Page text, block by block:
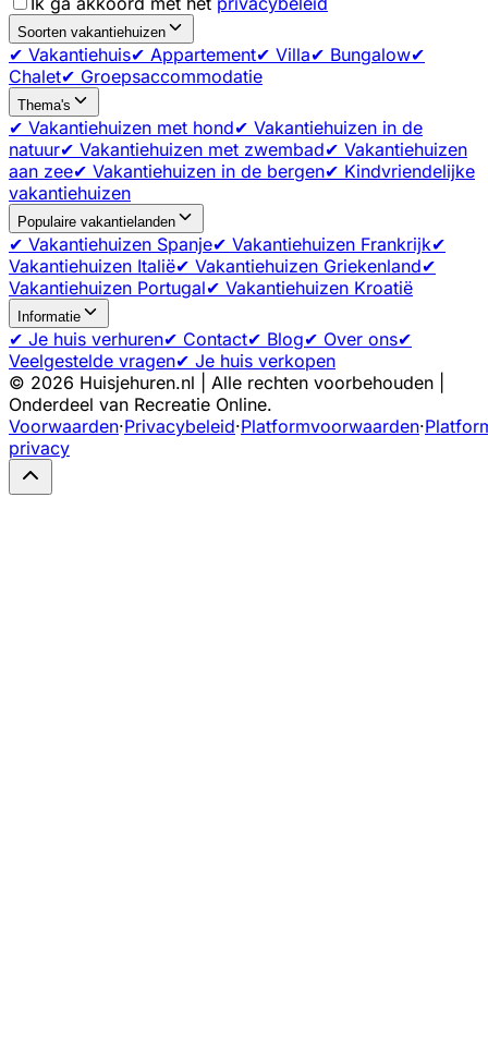
Soorten vakantiehuizen
✔ Vakantiehuis✔ Appartement✔ Villa✔ Bungalow✔
Chalet✔ Groepsaccommodatie
Thema's
✔ Vakantiehuizen met hond✔ Vakantiehuizen in de
natuur✔ Vakantiehuizen met zwembad✔ Vakantiehuizen
aan zee✔ Vakantiehuizen in de bergen✔ Kindvriendelijke
vakantiehuizen
Populaire vakantielanden
✔ Vakantiehuizen Spanje✔ Vakantiehuizen Frankrijk✔
Vakantiehuizen Italië✔ Vakantiehuizen Griekenland✔
Vakantiehuizen Portugal✔ Vakantiehuizen Kroatië
Informatie
✔ Je huis verhuren✔ Contact✔ Blog✔ Over ons✔
Veelgestelde vragen✔ Je huis verkopen
© 2026 Huisjehuren.nl | Alle rechten voorbehouden |
Onderdeel van Recreatie Online.
Voorwaarden·Privacybeleid·Platformvoorwaarden·
privacy